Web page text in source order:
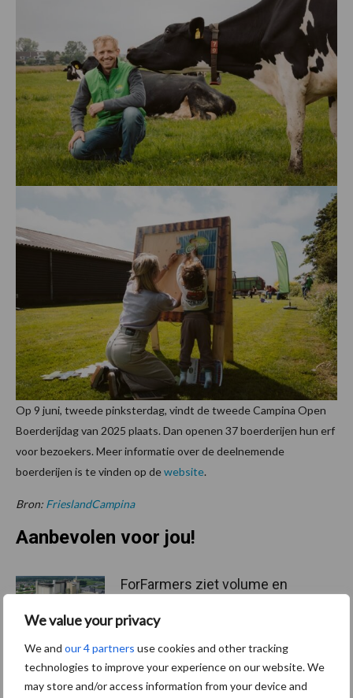
We value your privacy
We and our 4 partners use cookies and other tracking
technologies to improve your experience on our website. We
may store and/or access information from your device and
Op 9 juni, tweede pinksterdag, vindt de tweede Campina Open
Boerderijdag van 2025 plaats. Dan openen 37 boerderijen hun erf
voor bezoekers. Meer informatie over de deelnemende
boerderijen is te vinden op dewebsite.
Bron: FrieslandCampina
Aanbevolen voor jou!
ForFarmers ziet volume en
krimpende Nederlandse
Tien praktische tips voor